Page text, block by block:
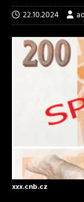
22.10.2024
xxx.cnb.cz